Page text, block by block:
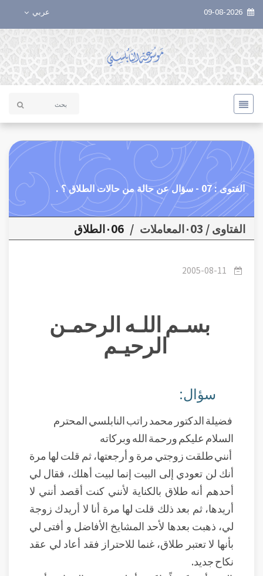
عربي
الفتوى : 07 - سؤال عن حالة من حالات الطلاق ؟ .
الفتاوى / ٠03المعاملات / ٠06الطلاق
2005-08-11
بسـم اللـه الرحمـن
الرحيـم
سؤال:
فضيلة الدكتور محمد راتب النابلسي المحترم
السلام عليكم ورحمة الله وبركاته
أنني طلقت زوجتي مرة و أرجعتها، ثم قلت لها مرة
أنك لن تعودي إلى البيت إنما لبيت أهلك، فقال لي
أحدهم أنه طلاق بالكناية لأنني كنت أقصد أنني لا
أريدها، ثم بعد ذلك قلت لها مرة أنا لا أريدك زوجة
لي، ذهبت بعدها لأحد المشايخ الأفاضل و أفتى لي
بأنها لا تعتبر طلاق، غنما للاحتراز فقد أعاد لي عقد
نكاح جديد.